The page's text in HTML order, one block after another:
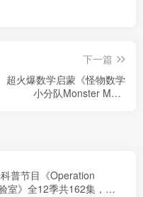
下一篇
超火爆数学启蒙《怪物数学
小分队Monster Math
普节目《Operation
室》全12季共162集，